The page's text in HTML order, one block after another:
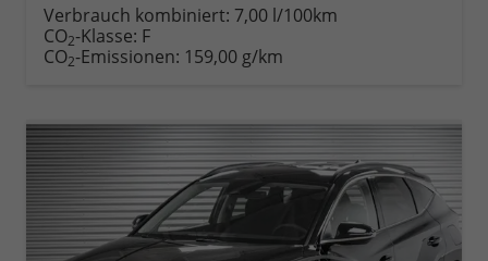
anfordern
Datei,
Verbrauch kombiniert: 7,00 l/100km
CO2-Klasse: F
CO2-Emissionen: 159,00 g/km